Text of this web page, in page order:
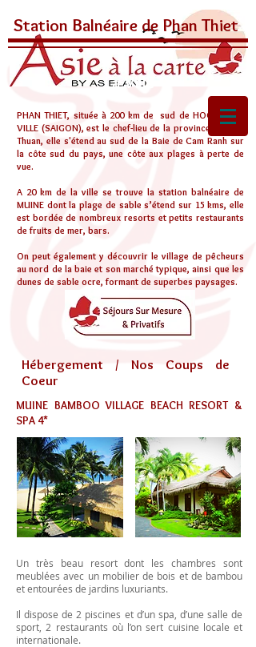
Station Balnéaire de Phan Thiet
La Ville
PHAN THIET, située à 200 km de sud de HOCHIMINH
VILLE (SAIGON), est le chef-lieu de la province de Bình
Thuan, elle s'étend au sud de la Baie de Cam Ranh sur
la côte sud du pays, une côte aux plages à perte de
vue.
A 20 km de la ville se trouve la station balnéaire de
MUINE dont la plage de sable s’étend sur 15 kms, elle
est bordée de nombreux resorts et petits restaurants
de fruits de mer, bars.
On peut également y découvrir le village de pêcheurs
au nord de la baie et son marché typique, ainsi que les
dunes de sable ocre, formant de superbes paysages.
Hébergement / Nos Coups de
Coeur
MUINE BAMBOO VILLAGE BEACH RESORT &
SPA 4*
Un très beau resort dont les chambres sont
meublées avec un mobilier de bois et de bambou
et entourées de jardins luxuriants.
Il dispose de 2 piscines et d’un spa, d’une salle de
sport, 2 restaurants où l’on sert cuisine locale et
internationale.